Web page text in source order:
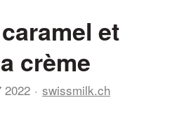
et
crème
2022 swissmilk.ch